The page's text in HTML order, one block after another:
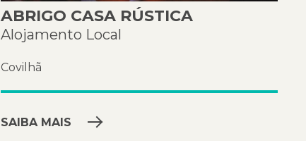
ABRIGO CASA RÚSTICA
Alojamento Local
Covilhã
SAIBA MAIS